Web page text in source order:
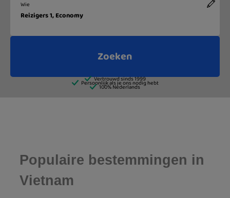
Populaire bestemmingen in
Vietnam